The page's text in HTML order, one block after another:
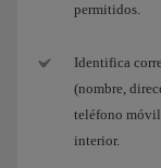
permitidos.
Identifica
(nombre,
teléfono
interior.